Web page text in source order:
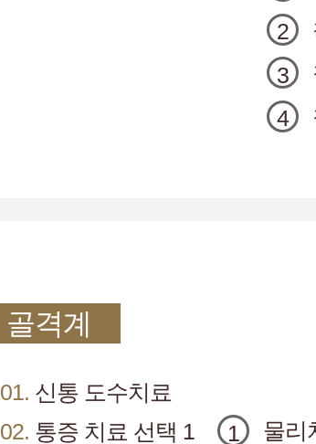
골격계
01. 신통 도수치료
02. 통증 치료 선택 1 물리